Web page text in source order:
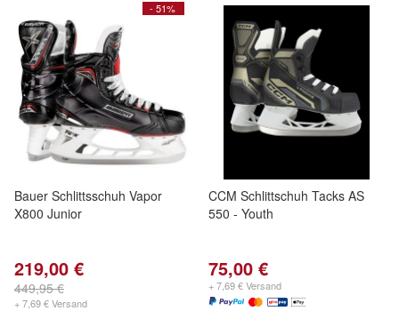
- 51%
Bauer Schlittsschuh Vapor
X800 Junior
219,00 €
449,95 €
+ 7,69 € Versand
CCM Schlittschuh Tacks AS
550 - Youth
75,00 €
+ 7,69 € Versand